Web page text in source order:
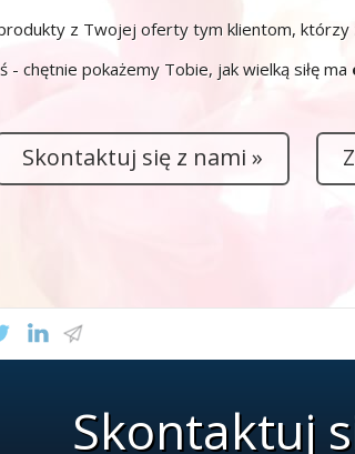
z Twojej oferty tym klientom, którzy
- chętnie pokażemy Tobie, jak wielką siłę ma
Skontaktuj się z nami »
Skontaktuj